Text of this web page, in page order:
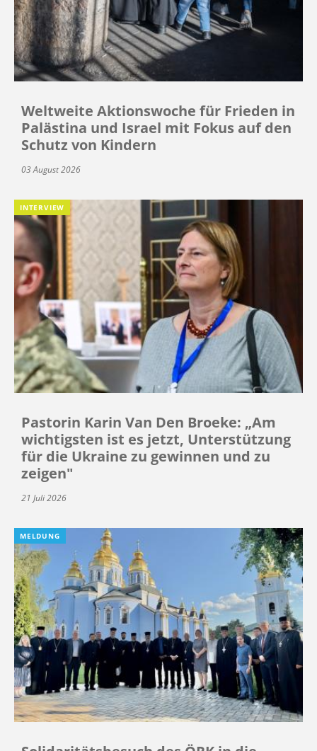
Weltweite Aktionswoche für Frieden in
Palästina und Israel mit Fokus auf den
Schutz von Kindern
03 August 2026
INTERVIEW
Pastorin Karin Van Den Broeke: „Am
wichtigsten ist es jetzt, Unterstützung
für die Ukraine zu gewinnen und zu
zeigen"
21 Juli 2026
MELDUNG